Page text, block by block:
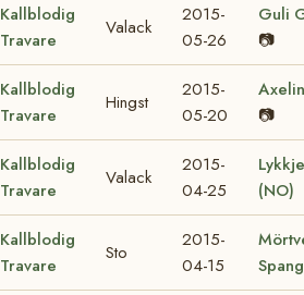
Kallblodig
Travare
Valack
2015-
05-26
Guli
📷
Kallblodig
Travare
Hingst
2015-
05-20
📷
Kallblodig
Travare
Valack
2015-
04-25
(NO)
Kallblodig
Travare
Sto
2015-
04-15